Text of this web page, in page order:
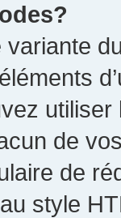
de
de
style